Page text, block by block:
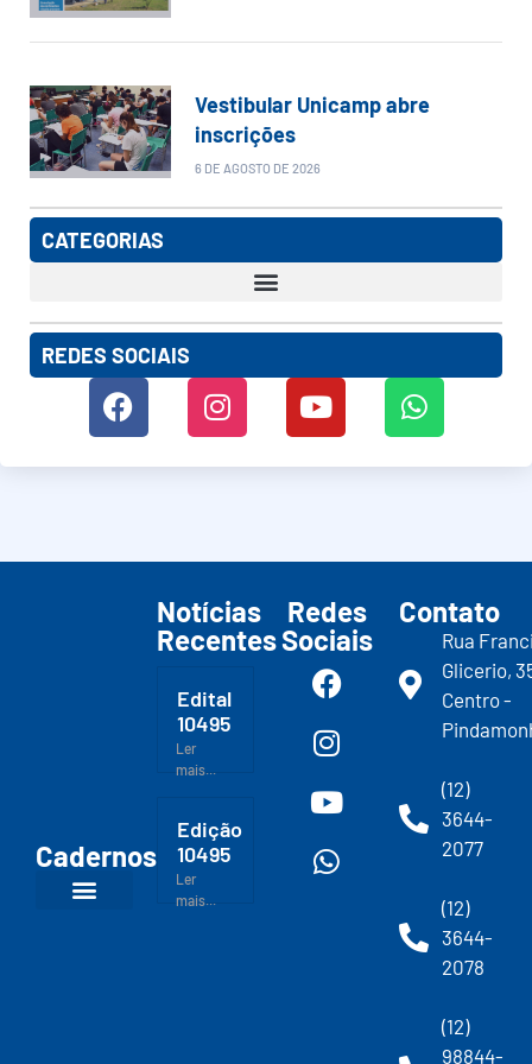
Vestibular Unicamp abre
inscrições
6 DE AGOSTO DE 2026
CATEGORIAS
REDES SOCIAIS
Cadernos
Notícias
Recentes
Edital
10495
Ler
mais...
Edição
10495
Ler
mais...
Redes
Sociais
Contato
Rua
Glicerio,
Centro -
(12)
3644-
2077
(12)
3644-
2078
(12)
98844-